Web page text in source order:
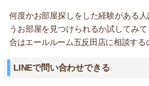
何度かお部屋探しをした経験がある
うお部屋を見つけられるか試してみ
合はエールルーム五反田店に相談する
LINEで問い合わせできる